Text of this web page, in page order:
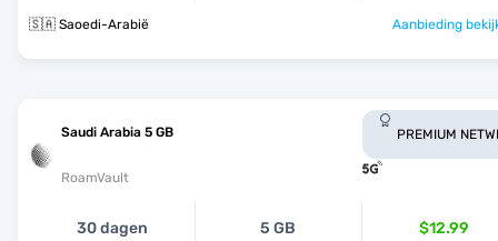
🇸🇦 Saoedi-Arabië Aanbieding
Saudi Arabia 5 GB
RoamVault
PREMIUM
30 dagen 5 GB $12.99